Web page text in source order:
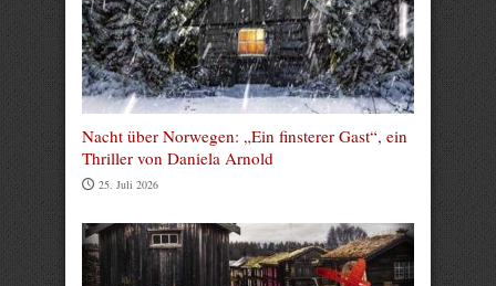
Nacht über Norwegen: „Ein finsterer Gast“, ein
Thriller von Daniela Arnold
25. Juli 2026